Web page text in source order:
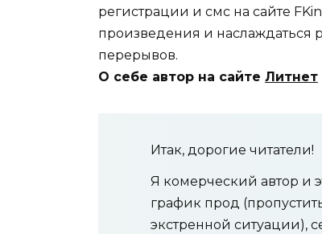
регистрации и смс на сайте
произведения и наслаждаться
перерывов.
О себе автор на сайте Литнет
Итак, дорогие читатели!
Я комерческий автор и
график прод
экстренной ситуации),